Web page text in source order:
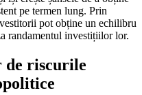
pe termen lung. Prin
pot obține un echilibru
randamentul investițiilor lor.
riscurile